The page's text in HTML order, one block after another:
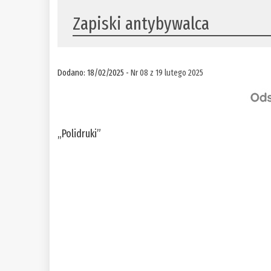
Zapiski antybywalca
Dodano: 18/02/2025 -Nr 08 z 19 lutego 2025
„Polidruki”